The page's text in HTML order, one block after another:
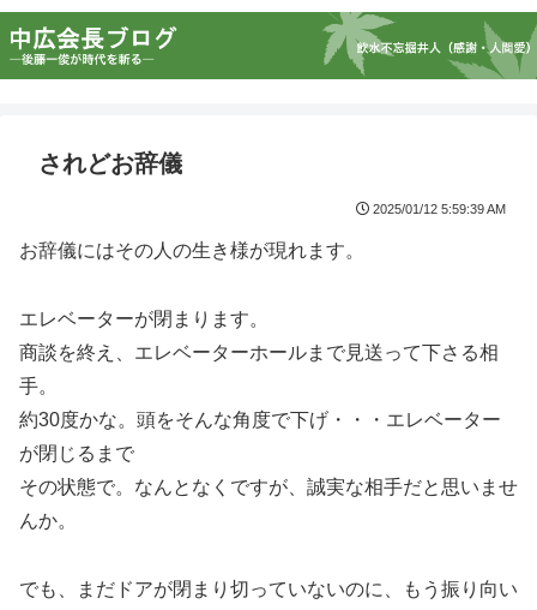
されどお辞儀
2025/01/12 5:59:39 AM
お辞儀にはその人の生き様が現れます。
エレベーターが閉まります。
商談を終え、エレベーターホールまで見送って下さる相
手。
約30度かな。頭をそんな角度で下げ・・・エレベーター
が閉じるまで
その状態で。なんとなくですが、誠実な相手だと思いませ
んか。
でも、まだドアが閉まり切っていないのに、もう振り向い